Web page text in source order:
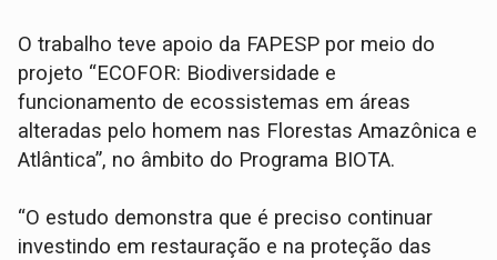
O trabalho teve apoio da FAPESP por meio do
projeto “ECOFOR: Biodiversidade e
funcionamento de ecossistemas em áreas
alteradas pelo homem nas Florestas Amazônica e
Atlântica”, no âmbito do Programa BIOTA.
“O estudo demonstra que é preciso continuar
investindo em restauração e na proteção das